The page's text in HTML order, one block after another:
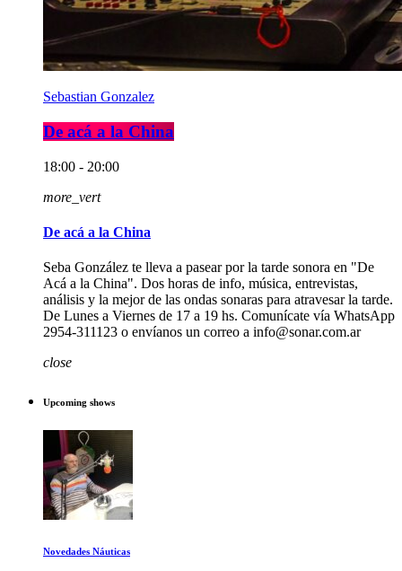
Sebastian Gonzalez
De acá a la China
18:00 - 20:00
more_vert
De acá a la China
Seba González te lleva a pasear por la tarde sonora en "De
Acá a la China". Dos horas de info, música, entrevistas,
análisis y la mejor de las ondas sonaras para atravesar la tarde.
De Lunes a Viernes de 17 a 19 hs. Comunícate vía WhatsApp
2954-311123 o envíanos un correo a info@sonar.com.ar
close
Upcoming shows
Novedades Náuticas